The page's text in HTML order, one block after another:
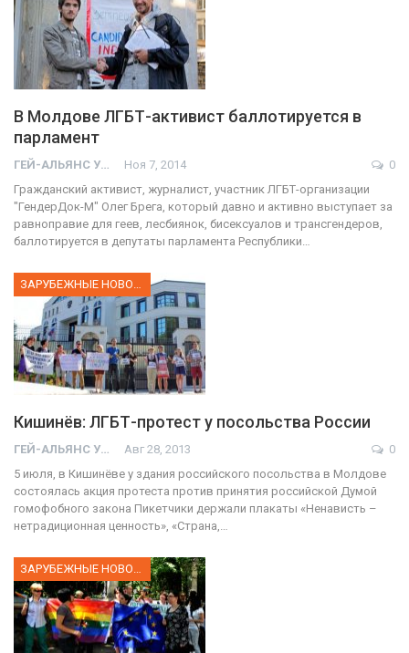
В Молдове ЛГБТ-активист баллотируется в
парламент
ГЕЙ-АЛЬЯНС УКРАИНА Ноя 7, 2014
0
Гражданский активист, журналист, участник ЛГБТ-организации
"ГендерДок-М" Олег Брега, который давно и активно выступает за
равноправие для геев, лесбиянок, бисексуалов и трансгендеров,
баллотируется в депутаты парламента Республики…
Кишинёв: ЛГБТ-протест у посольства России
ГЕЙ-АЛЬЯНС УКРАИНА Авг 28, 2013
0
5 июля, в Кишинёве у здания российского посольства в Молдове
состоялась акция протеста против принятия российской Думой
гомофобного закона Пикетчики держали плакаты «Ненависть –
нетрадиционная ценность», «Страна,…
ЗАРУБЕЖНЫЕ НОВОСТИ